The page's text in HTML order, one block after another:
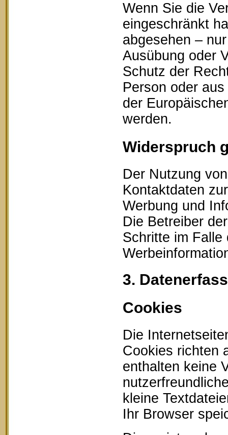
Wenn Sie die
eingeschränkt
abgesehen –
Ausübung oder
Schutz der
Person oder
der
werden.
Widerspruch
Der Nutzung
Kontaktdaten
Werbung und
Die Betreiber
Schritte im Falle
3.
Cookies
Die
Cookies richten
enthalten keine
kleine
Ihr Browser